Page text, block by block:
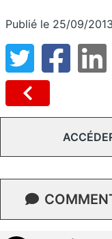
Publié le 25/09/